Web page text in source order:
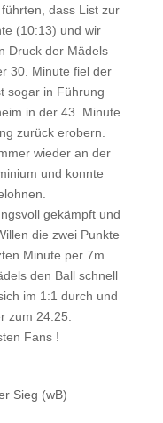
dass List zur
(10:13) und wir
Druck der Mädels
30. Minute fiel der
sogar in Führung
in der 43. Minute
zurück erobern.
wieder an der
und konnte
gekämpft und
die zwei Punkte
Minute per 7m
den Ball schnell
im 1:1 durch und
zum 24:25.
Fans !